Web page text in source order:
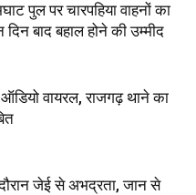
पुल पर चारपहिया वाहनों का
बाद बहाल होने की उम्मीद
वायरल, राजगढ़ थाने का
जेई से अभद्रता, जान से